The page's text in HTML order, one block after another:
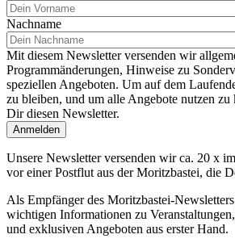
Nachname
Mit diesem Newsletter versenden wir
Programmänderungen, Hinweise zu
speziellen Angeboten. Um auf dem
zu bleiben, und um alle Angebote nutzen
Dir diesen Newsletter.
Unsere Newsletter versenden wir ca. 20 x
vor einer Postflut aus der Moritzbastei, die
Als Empfänger des Moritzbastei-
wichtigen Informationen zu
und exklusiven Angeboten aus erster Hand.